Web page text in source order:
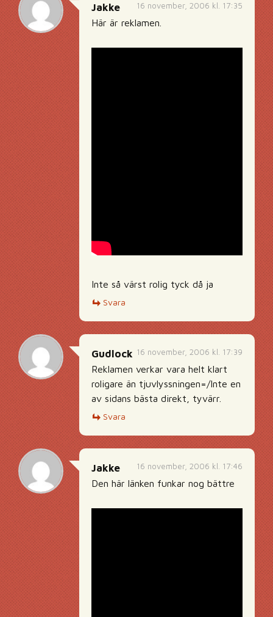
16 november, 2006 kl. 17:35
Jakke
Här är reklamen.
Inte så värst rolig tyck då ja
Svara
16 november, 2006 kl. 17:39
Gudlock
Reklamen verkar vara helt klart
roligare än tjuvlyssningen=/Inte en
av sidans bästa direkt, tyvärr.
Svara
16 november, 2006 kl. 17:46
Jakke
Den här länken funkar nog bättre